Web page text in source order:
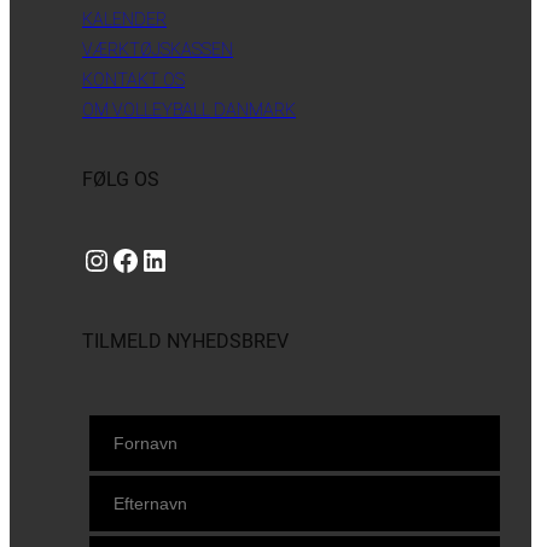
KALENDER
VÆRKTØJSKASSEN
KONTAKT OS
OM VOLLEYBALL DANMARK
FØLG OS
Instagram https://www.facebook.com/danishbeachvolleytour LinkedIn
TILMELD NYHEDSBREV